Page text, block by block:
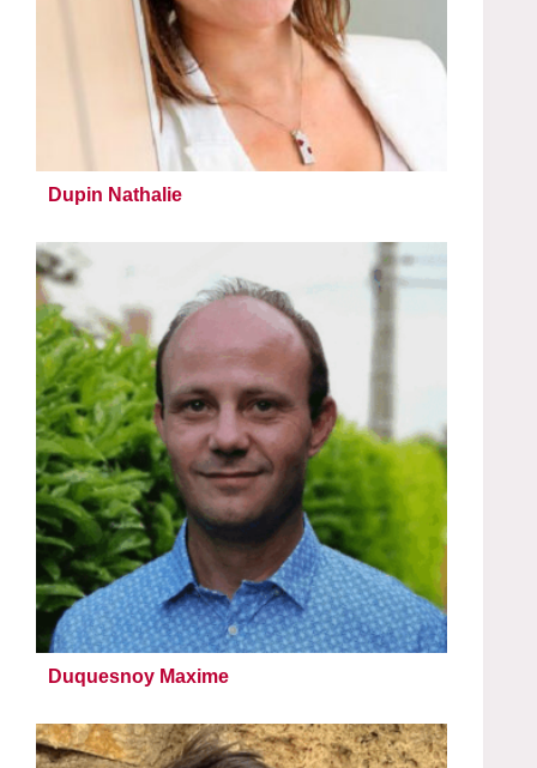
Dupin Nathalie
Duquesnoy Maxime